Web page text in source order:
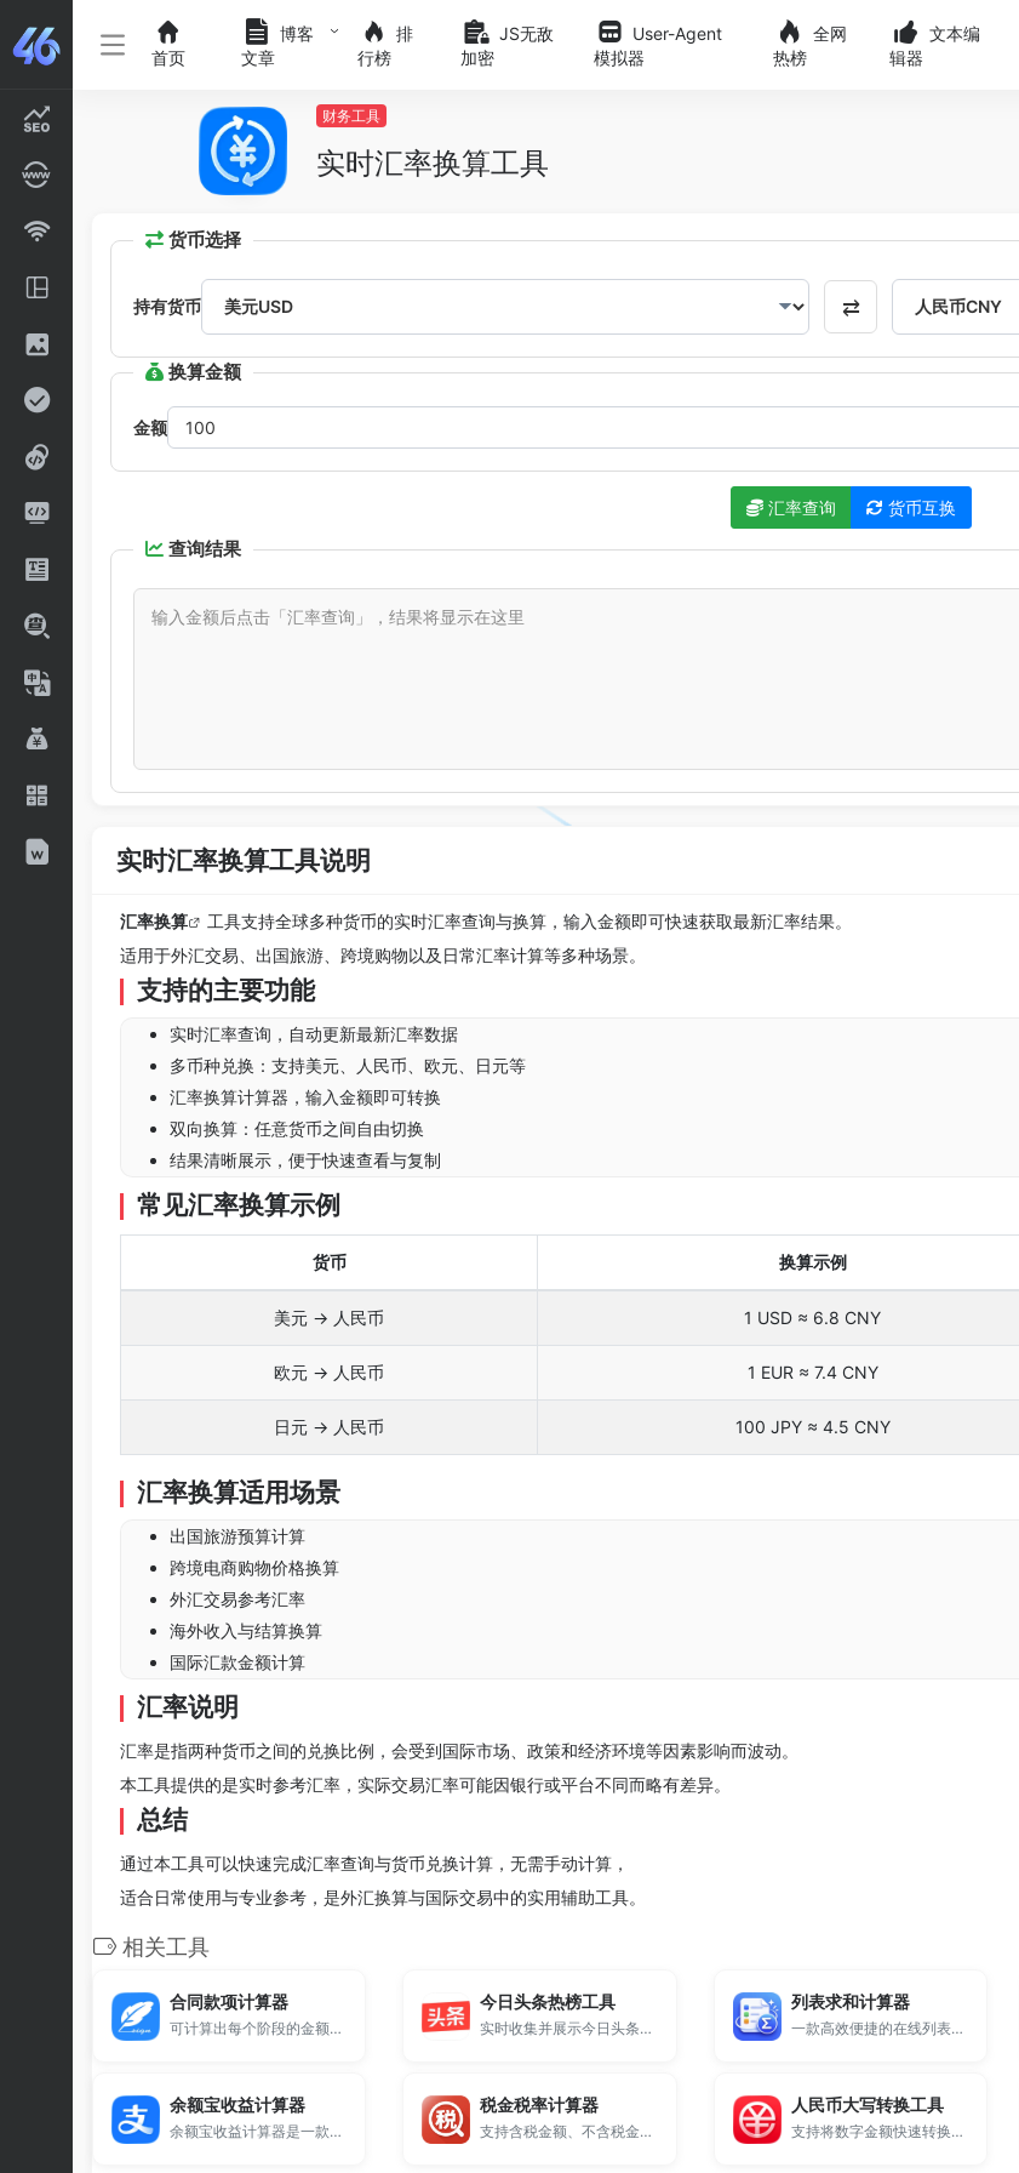
首页
博客
文章
排
行榜
JS无敌
加密
User-Agent
模拟器
全网
热榜
文本编
辑器
财务工具
实时汇率换算工具
货币选择
持有货币 ⇄
换算金额
金额
汇率查询 货币互换
查询结果
实时汇率换算工具说明
汇率换算
工具支持全球多种货币的实时汇率查询与换算，输入金额即可快速获取最新汇率结果。
适用于外汇交易、出国旅游、跨境购物以及日常汇率计算等多种场景。
支持的主要功能
实时汇率查询，自动更新最新汇率数据
多币种兑换：支持美元、人民币、欧元、日元等
汇率换算计算器，输入金额即可转换
双向换算：任意货币之间自由切换
结果清晰展示，便于快速查看与复制
常见汇率换算示例
货币 换算示例
美元 → 人民币 1 USD ≈ 6.8 CNY
欧元 → 人民币 1 EUR ≈ 7.4 CNY
日元 → 人民币 100 JPY ≈ 4.5 CNY
汇率换算适用场景
出国旅游预算计算
跨境电商购物价格换算
外汇交易参考汇率
海外收入与结算换算
国际汇款金额计算
汇率说明
汇率是指两种货币之间的兑换比例，会受到国际市场、政策和经济环境等因素影响而波动。
本工具提供的是实时参考汇率，实际交易汇率可能因银行或平台不同而略有差异。
总结
通过本工具可以快速完成汇率查询与货币兑换计算，无需手动计算，
适合日常使用与专业参考，是外汇换算与国际交易中的实用辅助工具。
相关工具
合同款项计算器
可计算出每个阶段的金额款项已经对应的人民币大写。
今日头条热榜工具
实时收集并展示今日头条平台最热门的新闻话题与社会热点。
列表求和计算器
一款高效便捷的在线列表求和计算器，支持多种分隔符格式（换行、逗号、空格、Tab），自动排除空行与非法字符，适合处理表格数据、日志统计、批量数据求和等场景。
余额宝收益计算器
余额宝收益计算器是一款免费的在线理财工具，支持快速计算余额宝每日收益和累计收益。
税金税率计算器
支持含税金额、不含税金额和税率之间一键换算，快速计算税额、含税价与不含税价，适用于发票计算、增值税换算和日常财务核算。
人民币大写转换工具
支持将数字金额快速转换为中文大写金额，适用于发票、合同、财务填写等场景，支持小数金额输入，在线生成结果，简单易用。